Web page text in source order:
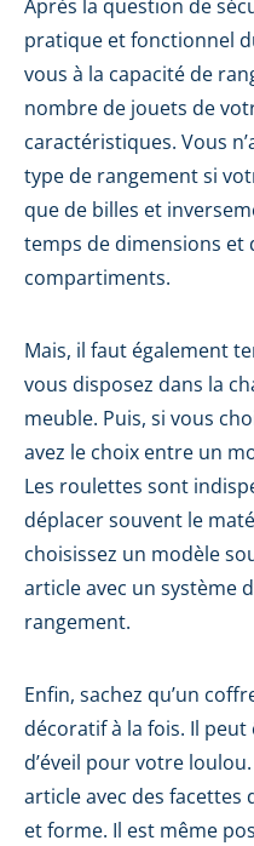
Après la question de
pratique et fonctionnel
vous à la capacité de
nombre de jouets de
caractéristiques. Vous
type de rangement si
que de billes et
temps de dimensions et
compartiments.
Mais, il faut également
vous disposez dans la
meuble. Puis, si vous
avez le choix entre un
Les roulettes sont
déplacer souvent le
choisissez un modèle
article avec un système
rangement.
Enfin, sachez qu’un
décoratif à la fois. Il
d’éveil pour votre
article avec des
et forme. Il est même